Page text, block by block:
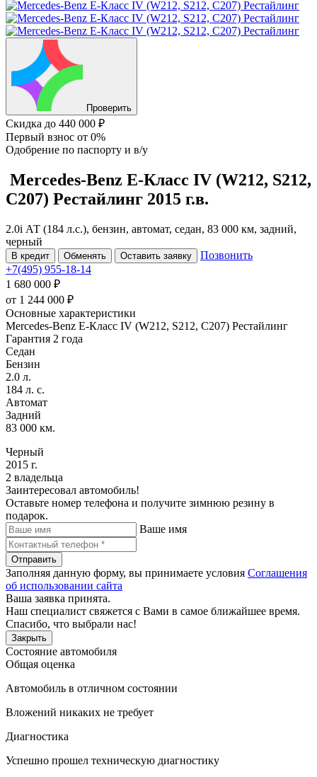
Проверить
Скидка до 440 000 ₽
Первый взнос от 0%
Одобрение по паспорту и в/у
Mercedes-Benz E-Класс IV (W212, S212,
C207) Рестайлинг 2015 г.в.
2.0i АТ (184 л.с.), бензин, автомат, седан, 83 000 км, задний,
черный
В кредит Обменять Оставить заявку
Позвонить
+7(495) 955-18-14
1 680 000 ₽
от 1 244 000 ₽
Основные характеристики
Mercedes-Benz E-Класс IV (W212, S212, C207) Рестайлинг
Гарантия 2 года
Седан
Бензин
2.0 л.
184 л. с.
Автомат
Задний
83 000 км.
Черный
2015 г.
2 владельца
Заинтересовал автомобиль!
Оставьте номер телефона и получите зимнюю резину в
подарок.
Ваше имя
Отправить
Заполняя данную форму, вы принимаете условия Соглашения
об использовании сайта
Ваша заявка принята.
Наш специалист свяжется с Вами в самое ближайшее время.
Спасибо, что выбрали нас!
Закрыть
Состояние автомобиля
Общая оценка
Автомобиль в отличном состоянии
Вложений никаких не требует
Диагностика
Успешно прошел техническую диагностику